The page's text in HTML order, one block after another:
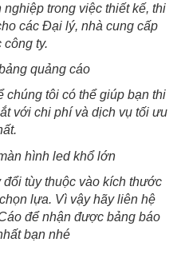
trong việc thiết kế, thi
các Đại lý, nhà cung cấp
công ty.
chúng tôi có thể giúp bạn thi
với chi phí và dịch vụ tối ưu
tùy thuộc vào kích thước
lựa. Vì vậy hãy liên hệ
để nhận được bảng báo
bạn nhé